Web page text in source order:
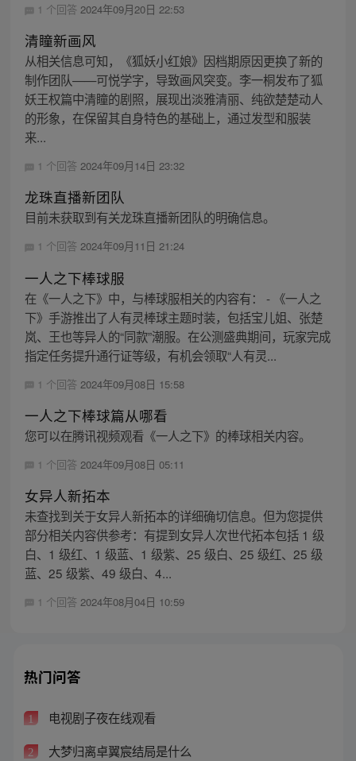
1 个回答 2024年09月20日 22:53
清瞳新画风
从相关信息可知，《狐妖小红娘》因档期原因更换了新的
制作团队——可悦学字，导致画风突变。李一桐发布了狐
妖王权篇中清瞳的剧照，展现出淡雅清丽、纯欲楚楚动人
的形象，在保留其自身特色的基础上，通过发型和服装
来...
1 个回答 2024年09月14日 23:32
龙珠直播新团队
目前未获取到有关龙珠直播新团队的明确信息。
1 个回答 2024年09月11日 21:24
一人之下棒球服
在《一人之下》中，与棒球服相关的内容有： - 《一人之
下》手游推出了人有灵棒球主题时装，包括宝儿姐、张楚
岚、王也等异人的“同款”潮服。在公测盛典期间，玩家完成
指定任务提升通行证等级，有机会领取“人有灵...
1 个回答 2024年09月08日 15:58
一人之下棒球篇从哪看
您可以在腾讯视频观看《一人之下》的棒球相关内容。
1 个回答 2024年09月08日 05:11
女异人新拓本
未查找到关于女异人新拓本的详细确切信息。但为您提供
部分相关内容供参考：有提到女异人次世代拓本包括 1 级
白、1 级红、1 级蓝、1 级紫、25 级白、25 级红、25 级
蓝、25 级紫、49 级白、4...
1 个回答 2024年08月04日 10:59
热门问答
1 电视剧子夜在线观看
2 大梦归离卓翼宸结局是什么